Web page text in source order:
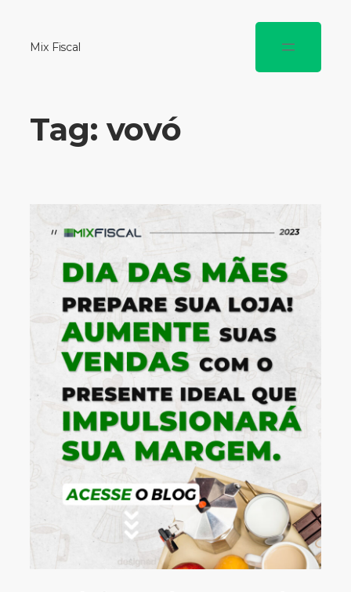
Mix Fiscal
Tag:vovó